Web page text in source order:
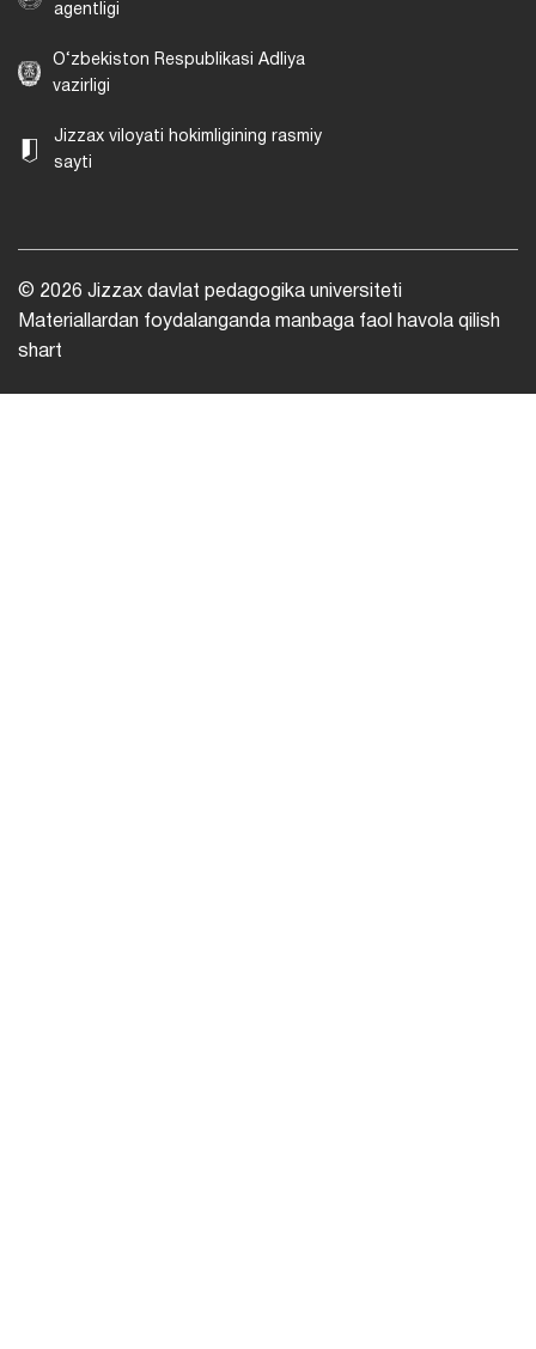
agentligi
O‘zbekiston Respublikasi Adliya
vazirligi
Jizzax viloyati hokimligining rasmiy
sayti
© 2026 Jizzax davlat pedagogika universiteti
Materiallardan foydalanganda manbaga faol havola qilish
shart